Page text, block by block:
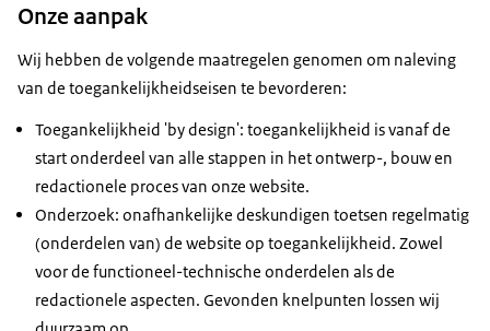
Onze aanpak
Wij hebben de volgende maatregelen genomen om naleving
van de toegankelijkheidseisen te bevorderen:
Toegankelijkheid 'by design': toegankelijkheid is vanaf de
start onderdeel van alle stappen in het ontwerp-, bouw en
redactionele proces van onze website.
Onderzoek: onafhankelijke deskundigen toetsen regelmatig
(onderdelen van) de website op toegankelijkheid. Zowel
voor de functioneel-technische onderdelen als de
redactionele aspecten. Gevonden knelpunten lossen wij